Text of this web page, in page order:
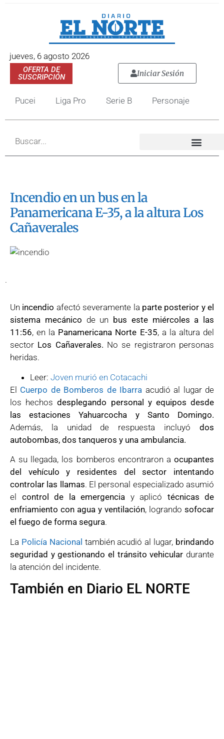
jueves, 6 agosto 2026
OFERTA DE
SUSCRIPCIÓN
Iniciar Sesión
Pucei Liga Pro Serie B Personaje
Incendio en un bus en la
Panamericana E-35, a la altura Los
Cañaverales
.
Un incendio afectó severamente la parte posterior y el
sistema mecánico de un bus este miércoles a las
11:56, en la Panamericana Norte E-35, a la altura del
sector Los Cañaverales. No se registraron personas
heridas.
Leer: Joven murió en Cotacachi
El Cuerpo de Bomberos de Ibarra acudió al lugar de
los hechosdesplegando personal y equipos desde
las estaciones Yahuarcocha y Santo Domingo.
Además, la unidad de respuesta incluyó dos
autobombas, dos tanqueros y una ambulancia.
A su llegada, los bomberos encontraron a ocupantes
del vehículo y residentes del sector intentando
controlar las llamas. El personal especializado asumió
el control de la emergencia y aplicó técnicas de
enfriamiento con agua y ventilación, logrando sofocar
el fuego de forma segura.
La Policía Nacional también acudió al lugar, brindando
seguridad y gestionando el tránsito vehicular durante
la atención del incidente.
También en Diario EL NORTE